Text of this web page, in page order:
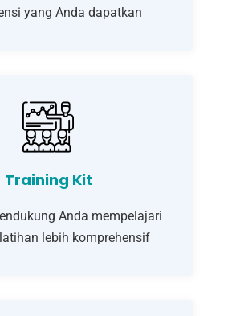
yang Anda dapatkan
Training Kit
Anda mempelajari
lebih komprehensif